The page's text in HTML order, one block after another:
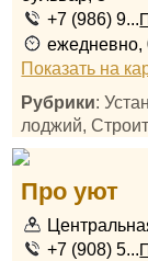
+7 (986) 9...
ежедневно,
Показать на
Рубрики:
лоджий,
Про уют
+7 (908) 5...